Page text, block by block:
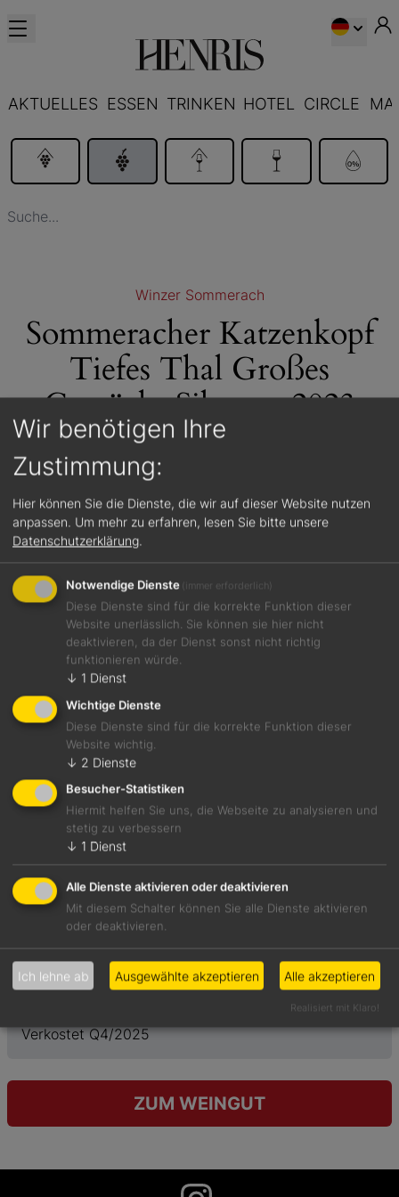
AKTUELLES ESSEN TRINKEN HOTEL CIRCLE
Winzer Sommerach
Sommeracher Katzenkopf
Tiefes Thal Großes
Gewächs Silvaner 2023
89 / 100
Vielschichtiges Bouquet mit Noten von Limette,
Salzkaramell, Bachlauf, Minze und Zitronengras. Schlank
und prägnant mit pointierter Säure. Eigenständig.
Foodpairing-Empfehlung
Pochiertes Zanderfilet mit Kerbelsauce und
Spargelgemüse
Weinart
Weißwein
Geschmack
trocken
Restzucker
1,1 g/l
Weinanbaugebiet
Rebsorte
Silvaner
Vol. %
12,5%
Verkostet Q4/2025
ZUM WEINGUT
Wir benötigen Ihre
Zustimmung:
Hier können Sie die Dienste, die wir auf dieser Website nutzen
anpassen. Um mehr zu erfahren, lesen Sie bitte unsere
Datenschutzerklärung
Notwendige Dienste (immer erforderlich)
Diese Dienste sind für die korrekte Funktion dieser
Website unerlässlich. Sie können sie hier nicht
deaktivieren, da der Dienst sonst nicht richtig
funktionieren würde.
↓ 1 Dienst
Wichtige Dienste
Diese Dienste sind für die korrekte Funktion dieser
Website wichtig.
↓ 2 Dienste
Besucher-Statistiken
Hiermit helfen Sie uns, die Webseite zu analysieren und
stetig zu verbessern
↓ 1 Dienst
Alle Dienste aktivieren oder deaktivieren
Mit diesem Schalter können Sie alle Dienste aktivieren
oder deaktivieren.
Ich lehne ab Ausgewählte akzeptieren Alle akzeptieren
Realisiert mit Klaro!